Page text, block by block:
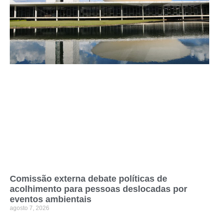
Comissão externa debate políticas de
acolhimento para pessoas deslocadas por
eventos ambientais
agosto 7, 2026